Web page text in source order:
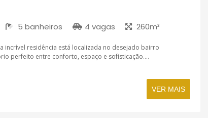
5 banheiros 4 vagas 260m²
incrível residência está localizada no desejado bairro
perfeito entre conforto, espaço e sofisticação....
VER MAIS